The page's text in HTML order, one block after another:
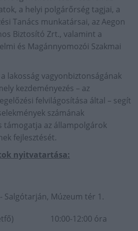
a helyi polgárőrség tagjai, a
Tanács munkatársai, az Aegon
Biztosító Zrt., valamint a
és Magánnyomozói Szakmai
lakosság vagyonbiztonságának
kezdeményezés – az
felvilágosítása által – segít
számának
támogatja az állampolgárok
fejlesztését.
nyitvatartása:
Salgótarján, Múzeum tér 1.
10:00-12:00 óra